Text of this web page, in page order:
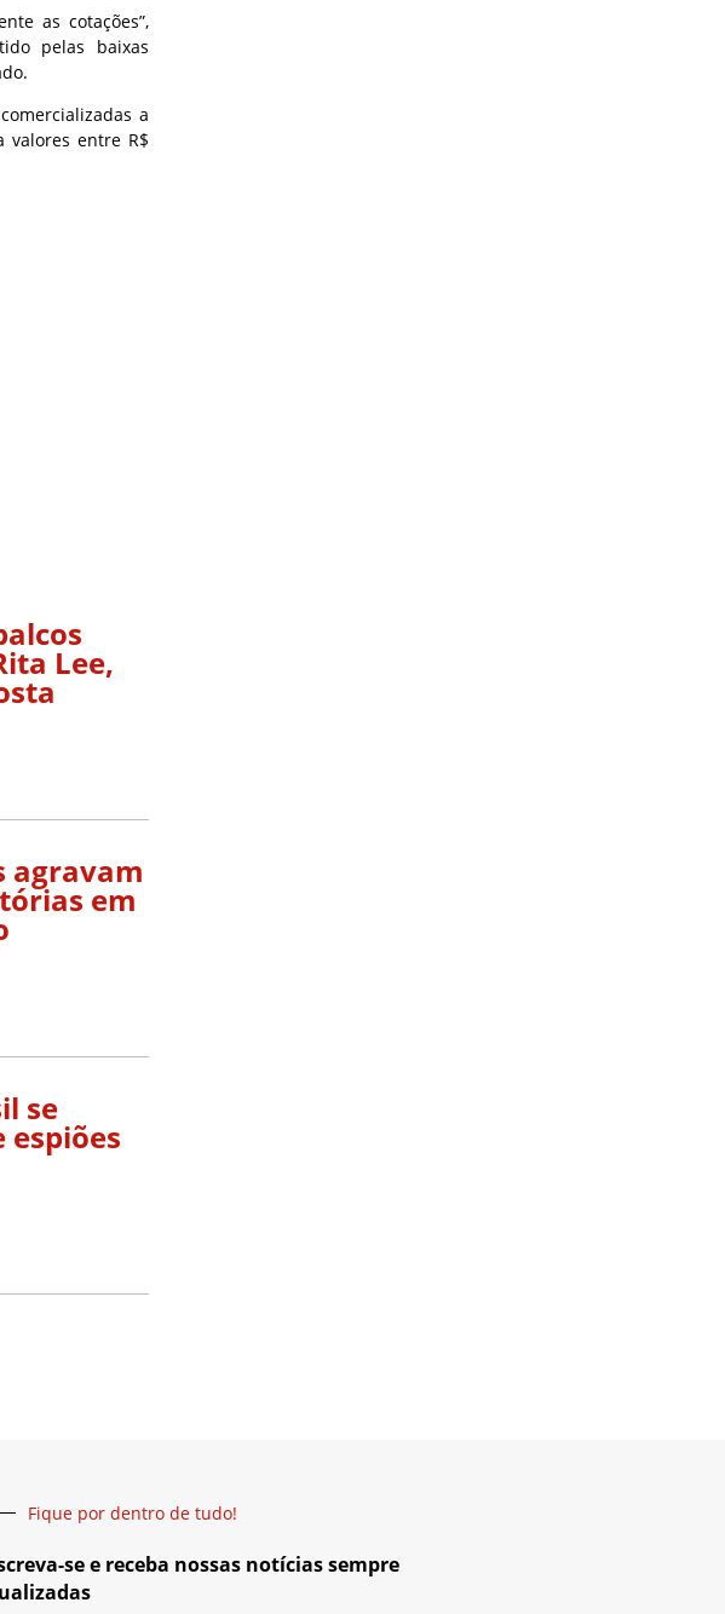
as cotações”,
pelas baixas
a
valores entre R$
Lee,
agravam
em
se
Fique por dentro de tudo!
se e receba nossas notícias sempre